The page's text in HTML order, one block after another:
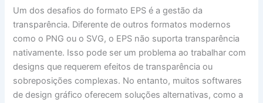
Um dos desafios do formato EPS é a gestão da
transparência. Diferente de outros formatos modernos
como o PNG ou o SVG, o EPS não suporta transparência
nativamente. Isso pode ser um problema ao trabalhar com
designs que requerem efeitos de transparência ou
sobreposições complexas. No entanto, muitos softwares
de design gráfico oferecem soluções alternativas, como a